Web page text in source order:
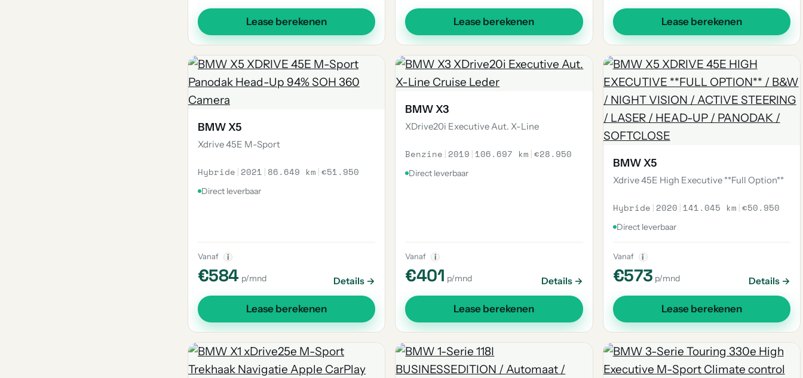
Lease berekenen Lease berekenen Lease berekenen
BMW X5
Xdrive 45E M-Sport
Hybride | 2021 | 86.649 km |€51.950
Direct leverbaar
Vanaf i
€584 p/mnd Details →
Lease berekenen
BMW X3
XDrive20i Executive Aut. X-Line
Benzine | 2019 | 106.697 km |€28.950
Direct leverbaar
Vanaf i
€401 p/mnd Details →
Lease berekenen
BMW X5
Xdrive 45E High Executive **Full Option**
Hybride | 2020 | 141.045 km |€50.950
Direct leverbaar
Vanaf i
€573 p/mnd Details →
Lease berekenen